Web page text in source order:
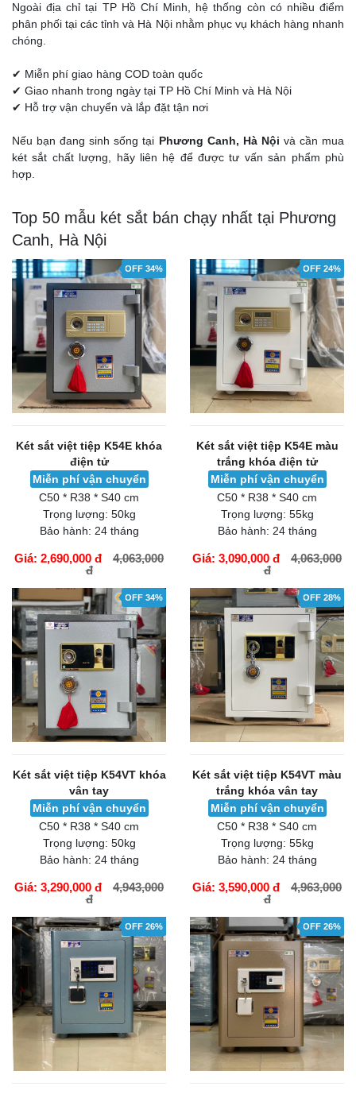
Ngoài địa chỉ tại TP Hồ Chí Minh, hệ thống còn có nhiều điểm
phân phối tại các tỉnh và Hà Nội nhằm phục vụ khách hàng nhanh
chóng.
✔ Miễn phí giao hàng COD toàn quốc
✔ Giao nhanh trong ngày tại TP Hồ Chí Minh và Hà Nội
✔ Hỗ trợ vận chuyển và lắp đặt tận nơi
Nếu bạn đang sinh sống tại Phương Canh, Hà Nội và cần mua
két sắt chất lượng, hãy liên hệ để được tư vấn sản phẩm phù
hợp.
Top 50 mẫu két sắt bán chạy nhất tại Phương
Canh, Hà Nội
OFF 34%
Két sắt việt tiệp K54E khóa
điện tử
Miễn phí vận chuyển
C50 * R38 * S40 cm
Trọng lượng: 50kg
Bảo hành: 24 tháng
Giá: 2,690,000 đ
4,063,000
đ
OFF 24%
Két sắt việt tiệp K54E màu
trắng khóa điện tử
Miễn phí vận chuyển
C50 * R38 * S40 cm
Trọng lượng: 55kg
Bảo hành: 24 tháng
Giá: 3,090,000 đ
4,063,000
đ
OFF 34%
Két sắt việt tiệp K54VT khóa
vân tay
Miễn phí vận chuyển
C50 * R38 * S40 cm
Trọng lượng: 50kg
Bảo hành: 24 tháng
Giá: 3,290,000 đ
4,943,000
đ
OFF 28%
Két sắt việt tiệp K54VT màu
trắng khóa vân tay
Miễn phí vận chuyển
C50 * R38 * S40 cm
Trọng lượng: 55kg
Bảo hành: 24 tháng
Giá: 3,590,000 đ
4,963,000
đ
OFF 26% OFF 26%